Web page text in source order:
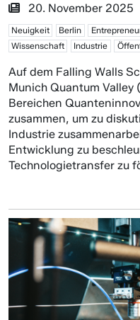
20. November 2025
Neuigkeit Berlin
Wissenschaft
Industrie
Auf dem Falling Walls
Munich Quantum Valley
Bereichen
zusammen, um zu
Industrie
Entwicklung zu
Technologietransfer zu